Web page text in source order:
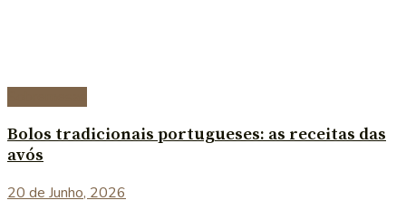
Bolos tradicionais portugueses: as receitas das
avós
20 de Junho, 2026